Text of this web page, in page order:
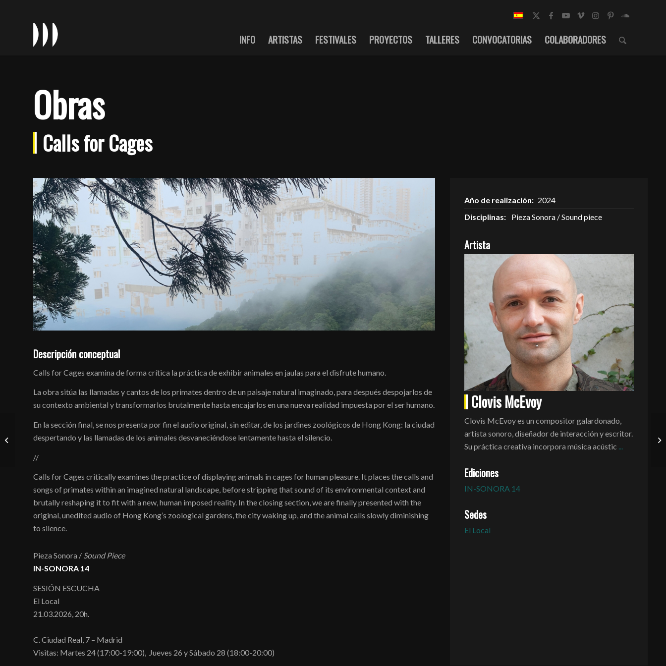
INFO ARTISTAS FESTIVALES PROYECTOS TALLERES CONVOCATORIAS COLABORADORES
Obras
Calls for Cages
Descripción conceptual
Calls for Cages examina de forma crítica la práctica de exhibir animales en jaulas para el disfrute humano.
La obra sitúa las llamadas y cantos de los primates dentro de un paisaje natural imaginado, para después despojarlos de
su contexto ambiental y transformarlos brutalmente hasta encajarlos en una nueva realidad impuesta por el ser humano.
En la sección final, se nos presenta por fin el audio original, sin editar, de los jardines zoológicos de Hong Kong: la ciudad
despertando y las llamadas de los animales desvaneciéndose lentamente hasta el silencio.
//
Calls for Cages critically examines the practice of displaying animals in cages for human pleasure. It places the calls and
songs of primates within an imagined natural landscape, before stripping that sound of its environmental context and
brutally reshaping it to fit with a new, human imposed reality. In the closing section, we are finally presented with the
original, unedited audio of Hong Kong’s zoological gardens, the city waking up, and the animal calls slowly diminishing
to silence.
Pieza Sonora / Sound Piece
IN-SONORA 14
SESIÓN ESCUCHA
El Local
21.03.2026, 20h.
C. Ciudad Real, 7 – Madrid
Visitas: Martes 24 (17:00-19:00), Jueves 26 y Sábado 28 (18:00-20:00)
Año de realización: 2024
Disciplinas:
Pieza Sonora / Sound piece
Artista
Clovis McEvoy
Clovis McEvoy es un compositor galardonado,
artista sonoro, diseñador de interacción y escritor.
Su práctica creativa incorpora música acústic ...
Ediciones
IN-SONORA 14
Sedes
El Local